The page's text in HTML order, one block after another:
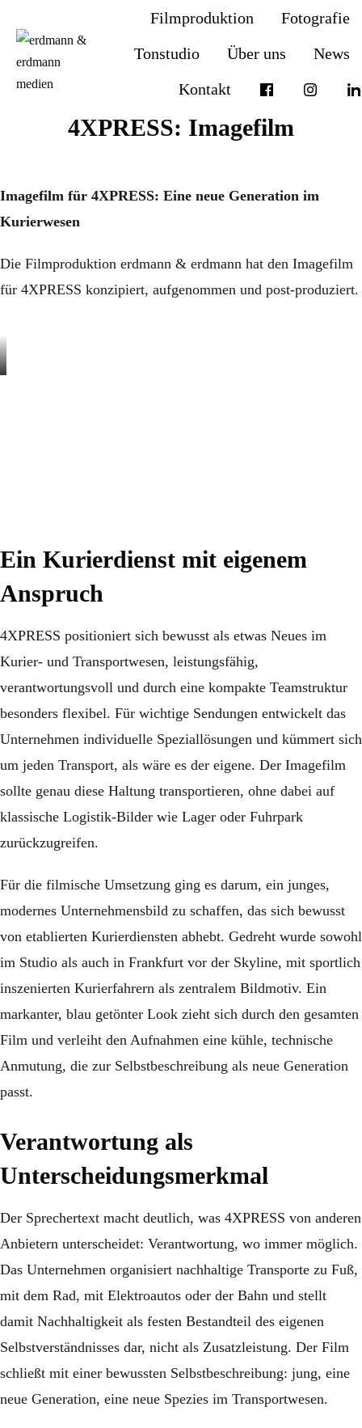
Filmproduktion
Fotografie
Tonstudio
Über uns
News
Kontakt
4XPRESS: Imagefilm
Imagefilm für 4XPRESS: Eine neue Generation im
Kurierwesen
Die Filmproduktion erdmann & erdmann hat den Imagefilm
für 4XPRESS konzipiert, aufgenommen und post-produziert.
Ein Kurierdienst mit eigenem
Anspruch
4XPRESS positioniert sich bewusst als etwas Neues im
Kurier- und Transportwesen, leistungsfähig,
verantwortungsvoll und durch eine kompakte Teamstruktur
besonders flexibel. Für wichtige Sendungen entwickelt das
Unternehmen individuelle Speziallösungen und kümmert sich
um jeden Transport, als wäre es der eigene. Der Imagefilm
sollte genau diese Haltung transportieren, ohne dabei auf
klassische Logistik-Bilder wie Lager oder Fuhrpark
zurückzugreifen.
Für die filmische Umsetzung ging es darum, ein junges,
modernes Unternehmensbild zu schaffen, das sich bewusst
von etablierten Kurierdiensten abhebt. Gedreht wurde sowohl
im Studio als auch in Frankfurt vor der Skyline, mit sportlich
inszenierten Kurierfahrern als zentralem Bildmotiv. Ein
markanter, blau getönter Look zieht sich durch den gesamten
Film und verleiht den Aufnahmen eine kühle, technische
Anmutung, die zur Selbstbeschreibung als neue Generation
passt.
Verantwortung als
Unterscheidungsmerkmal
Der Sprechertext macht deutlich, was 4XPRESS von anderen
Anbietern unterscheidet: Verantwortung, wo immer möglich.
Das Unternehmen organisiert nachhaltige Transporte zu Fuß,
mit dem Rad, mit Elektroautos oder der Bahn und stellt
damit Nachhaltigkeit als festen Bestandteil des eigenen
Selbstverständnisses dar, nicht als Zusatzleistung. Der Film
schließt mit einer bewussten Selbstbeschreibung: jung, eine
neue Generation, eine neue Spezies im Transportwesen.